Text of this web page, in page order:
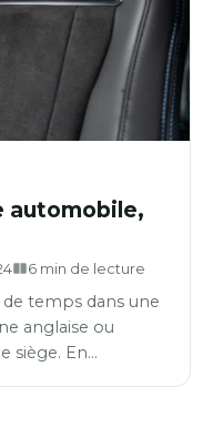
automobile,
6 min de lecture
de temps dans une
anglaise ou
siège. En…